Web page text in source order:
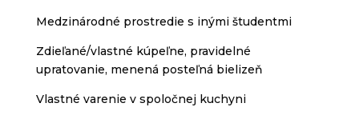
Medzinárodné prostredie s inými študentmi
Zdieľané/vlastné kúpeľne, pravidelné
upratovanie, menená posteľná bielizeň
Vlastné varenie v spoločnej kuchyni